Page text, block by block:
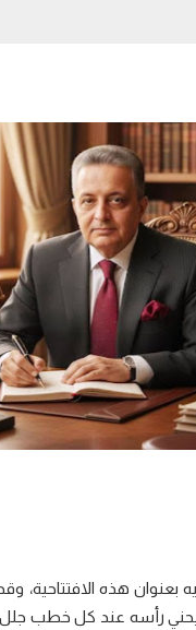
بعنوان هذه
رأسه عند كل خطب